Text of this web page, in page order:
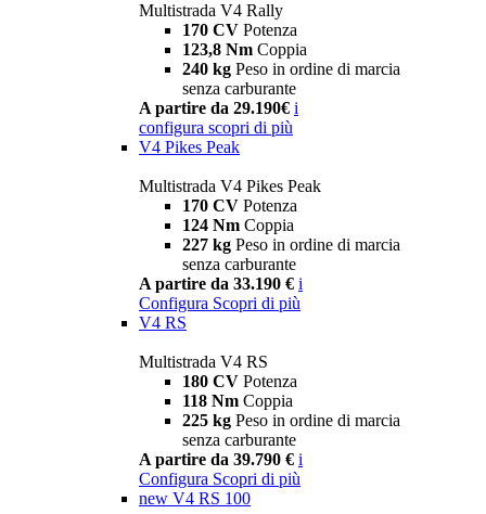
Multistrada V4 Rally
170 CV Potenza
123,8 Nm Coppia
240 kg Peso in ordine di marcia
senza carburante
A partire da 29.190€ i
configura scopri di più
V4 Pikes Peak
Multistrada V4 Pikes Peak
170 CV Potenza
124 Nm Coppia
227 kg Peso in ordine di marcia
senza carburante
A partire da 33.190 € i
Configura Scopri di più
V4 RS
Multistrada V4 RS
180 CV Potenza
118 Nm Coppia
225 kg Peso in ordine di marcia
senza carburante
A partire da 39.790 € i
Configura Scopri di più
new V4 RS 100